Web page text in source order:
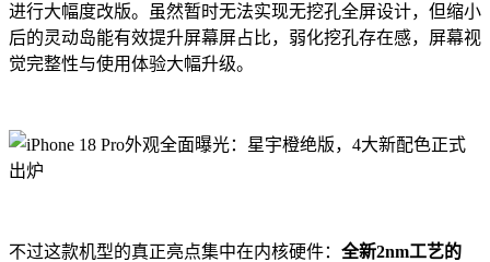
进行大幅度改版。虽然暂时无法实现无挖孔全屏设计，但缩小
后的灵动岛能有效提升屏幕屏占比，弱化挖孔存在感，屏幕视
觉完整性与使用体验大幅升级。
不过这款机型的真正亮点集中在内核硬件： 全新2nm工艺的